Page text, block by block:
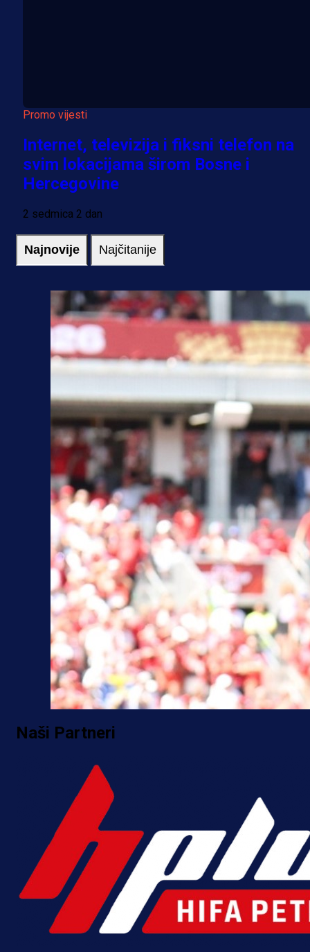
Promo vijesti
Internet, televizija i fiksni telefon na
svim lokacijama širom Bosne i
Hercegovine
2 sedmica 2 dan
Najnovije Najčitanije
Naši Partneri